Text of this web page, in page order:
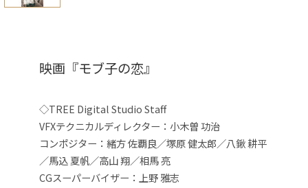
映画『モブ子の恋』
◇TREE Digital Studio Staff
VFXテクニカルディレクター：小木曽 功治
コンポジター：緒方 佐覇良／塚原健太郎／八鍬 耕平
／馬込 夏帆／高山 翔／相馬 亮
CGスーパーバイザー：上野 雅志